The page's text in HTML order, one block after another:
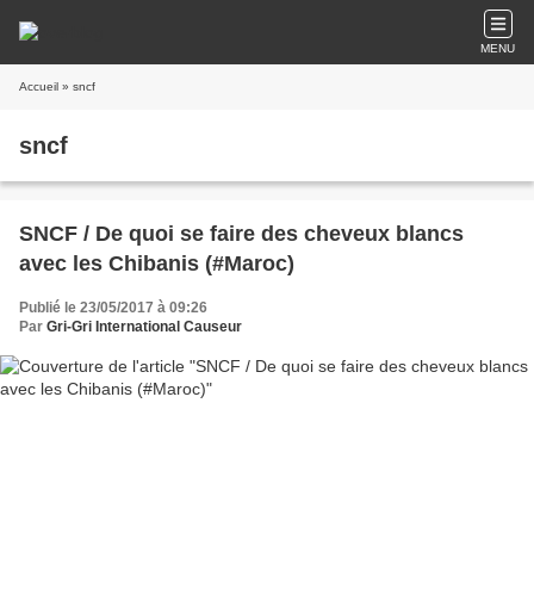
MENU
Accueil » sncf
sncf
SNCF / De quoi se faire des cheveux blancs
avec les Chibanis (#Maroc)
Publié le 23/05/2017 à 09:26
Par Gri-Gri International Causeur